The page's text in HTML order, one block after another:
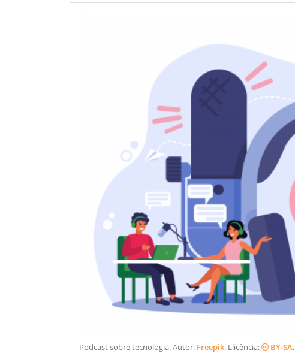
Podcast sobre tecnologia. Autor: Freepik. Llicència: BY-SA.